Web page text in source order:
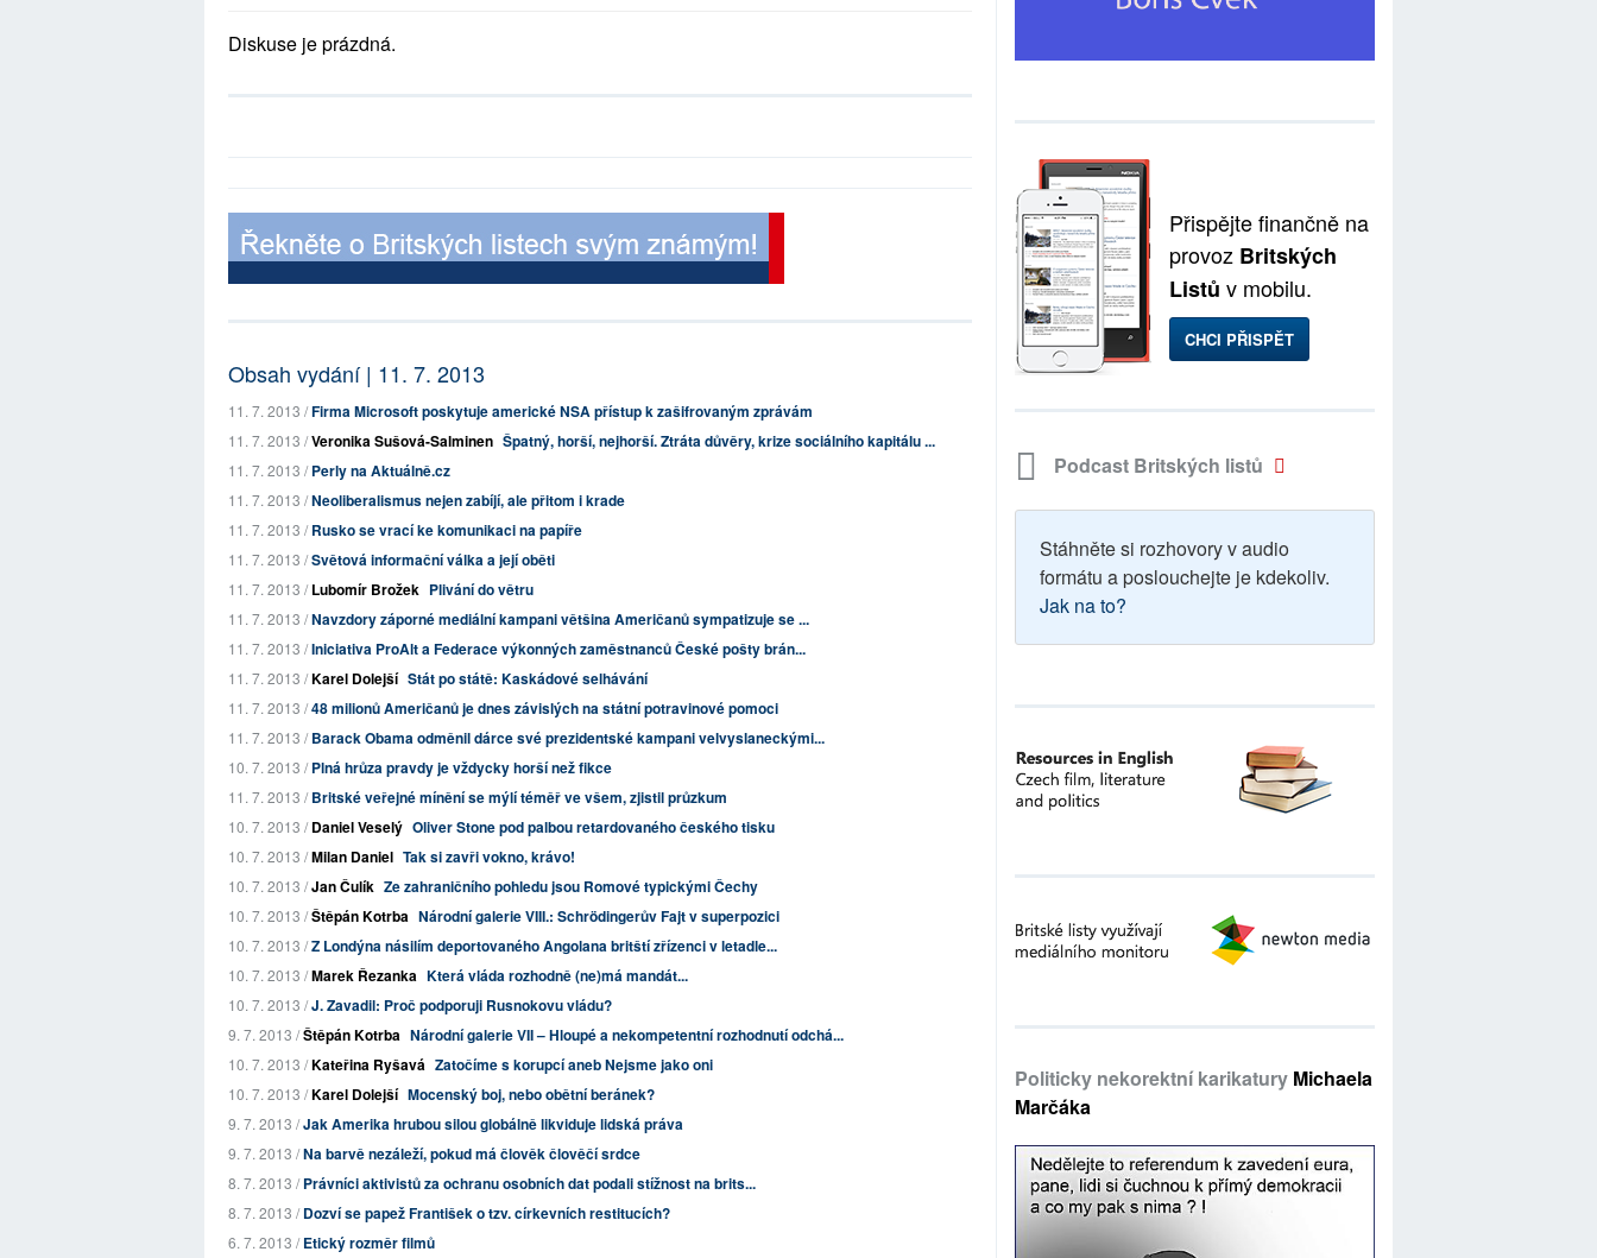
Diskuse je prázdná.
Obsah vydání | 11. 7. 2013
11. 7. 2013 /Firma Microsoft poskytuje americké NSA přístup k zašifrovaným zprávám
11. 7. 2013 /Veronika Sušová-Salminen Špatný, horší, nejhorší. Ztráta důvěry, krize sociálního kapitálu ...
11. 7. 2013 /Perly na Aktuálně.cz
11. 7. 2013 /Neoliberalismus nejen zabíjí, ale přitom i krade
11. 7. 2013 /Rusko se vrací ke komunikaci na papíře
11. 7. 2013 /Světová informační válka a její oběti
11. 7. 2013 /Lubomír Brožek Plivání do větru
11. 7. 2013 /Navzdory záporné mediální kampani většina Američanů sympatizuje se ...
11. 7. 2013 /Iniciativa ProAlt a Federace výkonných zaměstnanců České pošty brán...
11. 7. 2013 /Karel Dolejší Stát po státě: Kaskádové selhávání
11. 7. 2013 /48 milionů Američanů je dnes závislých na státní potravinové pomoci
11. 7. 2013 /Barack Obama odměnil dárce své prezidentské kampani velvyslaneckými...
10. 7. 2013 /Plná hrůza pravdy je vždycky horší než fikce
11. 7. 2013 /Britské veřejné mínění se mýlí téměř ve všem, zjistil průzkum
10. 7. 2013 /Daniel Veselý Oliver Stone pod palbou retardovaného českého tisku
10. 7. 2013 /Milan Daniel Tak si zavři vokno, krávo!
10. 7. 2013 /Jan Čulík Ze zahraničního pohledu jsou Romové typickými Čechy
10. 7. 2013 /Štěpán Kotrba Národní galerie VIII.: Schrödingerův Fajt v superpozici
10. 7. 2013 /Z Londýna násilím deportovaného Angolana britští zřízenci v letadle...
10. 7. 2013 /Marek Řezanka Která vláda rozhodně (ne)má mandát...
10. 7. 2013 /J. Zavadil: Proč podporuji Rusnokovu vládu?
9. 7. 2013 /Štěpán Kotrba Národní galerie VII – Hloupé a nekompetentní rozhodnutí odchá...
10. 7. 2013 /Kateřina Ryšavá Zatočíme s korupcí aneb Nejsme jako oni
10. 7. 2013 /Karel Dolejší Mocenský boj, nebo obětní beránek?
9. 7. 2013 /Jak Amerika hrubou silou globálně likviduje lidská práva
9. 7. 2013 /Na barvě nezáleží, pokud má člověk člověčí srdce
8. 7. 2013 /Právníci aktivistů za ochranu osobních dat podali stížnost na brits...
8. 7. 2013 /Dozví se papež František o tzv. církevních restitucích?
6. 7. 2013 /Etický rozměr filmů
Přispějte finančně na
provoz Britských
Listů v mobilu.
CHCI PŘISPĚT
Podcast Britských listů
Stáhněte si rozhovory v audio
formátu a poslouchejte je kdekoliv.
Jak na to?
Politicky nekorektní karikatury Michaela
Marčáka